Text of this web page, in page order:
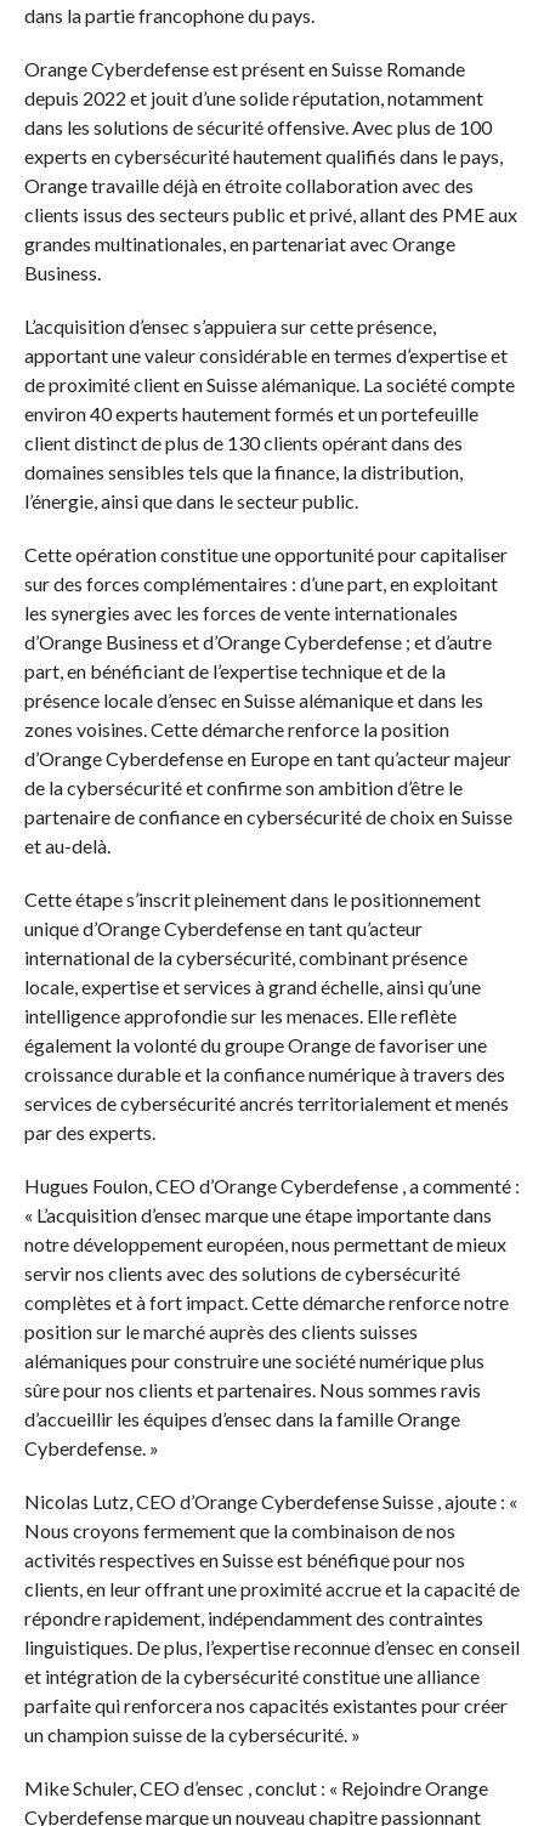
dans la partie francophone du pays.
Orange Cyberdefense est présent en Suisse Romande
depuis 2022 et jouit d’une solide réputation, notamment
dans les solutions de sécurité offensive. Avec plus de 100
experts en cybersécurité hautement qualifiés dans le pays,
Orange travaille déjà en étroite collaboration avec des
clients issus des secteurs public et privé, allant des PME aux
grandes multinationales, en partenariat avec Orange
Business.
L’acquisition d’ensec s’appuiera sur cette présence,
apportant une valeur considérable en termes d’expertise et
de proximité client en Suisse alémanique. La société compte
environ 40 experts hautement formés et un portefeuille
client distinct de plus de 130 clients opérant dans des
domaines sensibles tels que la finance, la distribution,
l’énergie, ainsi que dans le secteur public.
Cette opération constitue une opportunité pour capitaliser
sur des forces complémentaires : d’une part, en exploitant
les synergies avec les forces de vente internationales
d’Orange Business et d’Orange Cyberdefense ; et d’autre
part, en bénéficiant de l’expertise technique et de la
présence locale d’ensec en Suisse alémanique et dans les
zones voisines. Cette démarche renforce la position
d’Orange Cyberdefense en Europe en tant qu’acteur majeur
de la cybersécurité et confirme son ambition d’être le
partenaire de confiance en cybersécurité de choix en Suisse
et au-delà.
Cette étape s’inscrit pleinement dans le positionnement
unique d’Orange Cyberdefense en tant qu’acteur
international de la cybersécurité, combinant présence
locale, expertise et services à grand échelle, ainsi qu’une
intelligence approfondie sur les menaces. Elle reflète
également la volonté du groupe Orange de favoriser une
croissance durable et la confiance numérique à travers des
services de cybersécurité ancrés territorialement et menés
par des experts.
Hugues Foulon, CEO d’Orange Cyberdefense , a commenté :
« L’acquisition d’ensec marque une étape importante dans
notre développement européen, nous permettant de mieux
servir nos clients avec des solutions de cybersécurité
complètes et à fort impact. Cette démarche renforce notre
position sur le marché auprès des clients suisses
alémaniques pour construire une société numérique plus
sûre pour nos clients et partenaires. Nous sommes ravis
d’accueillir les équipes d’ensec dans la famille Orange
Cyberdefense. »
Nicolas Lutz, CEO d’Orange Cyberdefense Suisse , ajoute : «
Nous croyons fermement que la combinaison de nos
activités respectives en Suisse est bénéfique pour nos
clients, en leur offrant une proximité accrue et la capacité de
répondre rapidement, indépendamment des contraintes
linguistiques. De plus, l’expertise reconnue d’ensec en conseil
et intégration de la cybersécurité constitue une alliance
parfaite qui renforcera nos capacités existantes pour créer
un champion suisse de la cybersécurité. »
Mike Schuler, CEO d’ensec , conclut : « Rejoindre Orange
Cyberdefense marque un nouveau chapitre passionnant